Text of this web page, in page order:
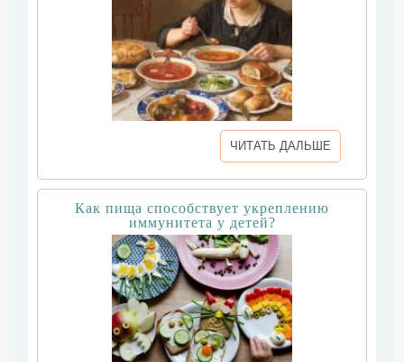
ЧИТАТЬ ДАЛЬШЕ
Как пища способствует укреплению
иммунитета у детей?